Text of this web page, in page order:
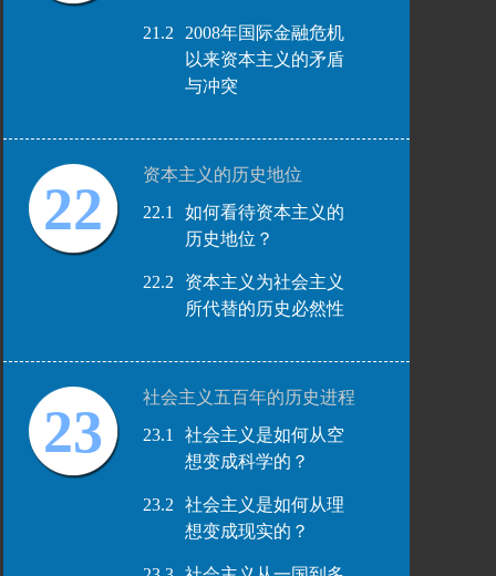
21.2
2008年国际金融危机
以来资本主义的矛盾
与冲突
22
资本主义的历史地位
22.1
如何看待资本主义的
历史地位？
22.2
资本主义为社会主义
所代替的历史必然性
23
社会主义五百年的历史进程
23.1
社会主义是如何从空
想变成科学的？
23.2
社会主义是如何从理
想变成现实的？